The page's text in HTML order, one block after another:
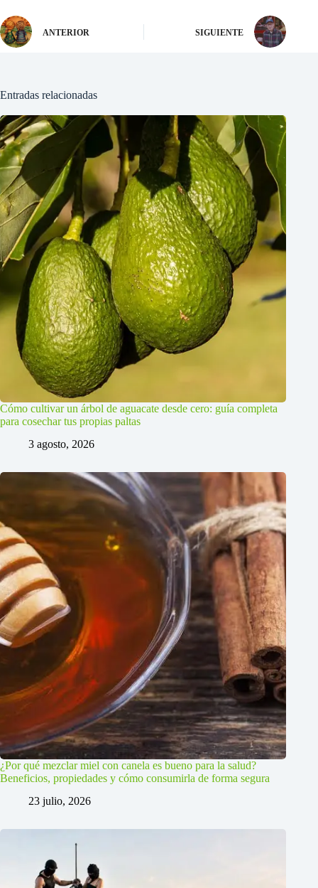
ANTERIOR SIGUIENTE
Entradas relacionadas
Cómo cultivar un árbol de aguacate desde cero: guía completa
para cosechar tus propias paltas
3 agosto, 2026
¿Por qué mezclar miel con canela es bueno para la salud?
Beneficios, propiedades y cómo consumirla de forma segura
23 julio, 2026